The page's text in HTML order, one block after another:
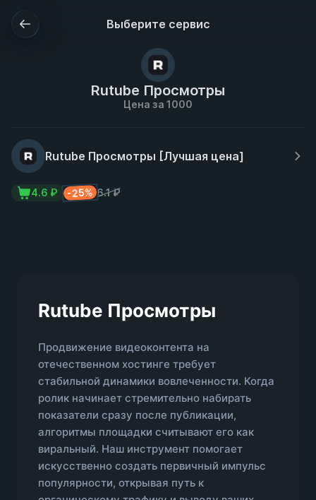
Выберите сервис
Rutube Просмотры
Цена за 1000
Rutube Просмотры [Лучшая цена]
6.1 ₽
-25%
4.6 ₽
Rutube Просмотры
Продвижение видеоконтента на
отечественном хостинге требует
стабильной динамики вовлеченности. Когда
ролик начинает стремительно набирать
показатели сразу после публикации,
алгоритмы площадки считывают его как
виральный. Наш инструмент помогает
искусственно создать первичный импульс
популярности, открывая путь к